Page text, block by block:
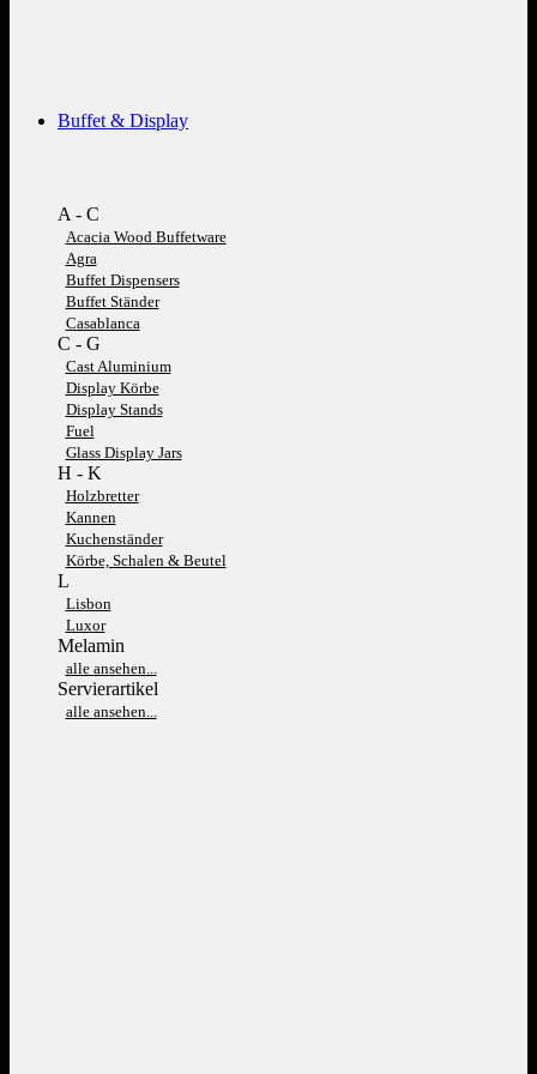
Buffet & Display
A - C
Acacia Wood Buffetware
Agra
Buffet Dispensers
Buffet Ständer
Casablanca
C - G
Cast Aluminium
Display Körbe
Display Stands
Fuel
Glass Display Jars
H - K
Holzbretter
Kannen
Kuchenständer
Körbe, Schalen & Beutel
L
Lisbon
Luxor
Melamin
alle ansehen...
Servierartikel
alle ansehen...